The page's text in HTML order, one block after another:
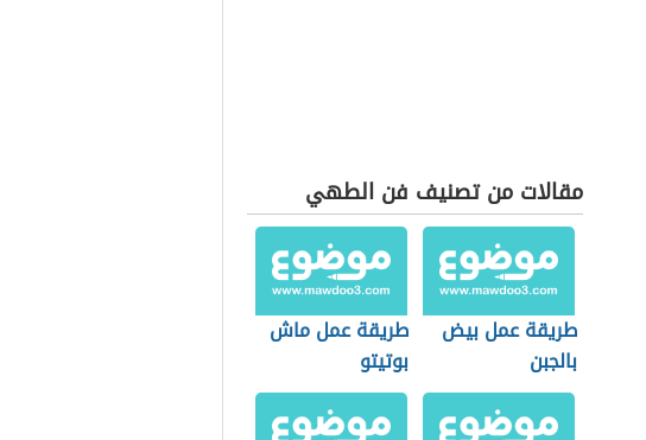
مقالات من تصنيف فن الطهي
طريقة عمل بيض
بالجبن
طريقة عمل ماش
بوتيتو